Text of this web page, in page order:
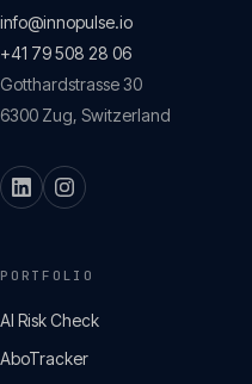
info@innopulse.io
+41 79 508 28 06
Gotthardstrasse 30
6300 Zug, Switzerland
PORTFOLIO
AI Risk Check
AboTracker